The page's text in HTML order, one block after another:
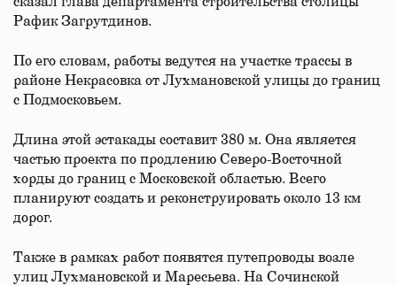
Рафик Загрутдинов.
По его словам, работы ведутся на участке трассы в
районе Некрасовка от Лухмановской улицы до границ
с Подмосковьем.
Длина этой эстакады составит 380 м. Она является
частью проекта по продлению Северо-Восточной
хорды до границ с Московской областью. Всего
планируют создать и реконструировать около 13 км
дорог.
Также в рамках работ появятся путепроводы возле
улиц Лухмановской и Маресьева. На Сочинской